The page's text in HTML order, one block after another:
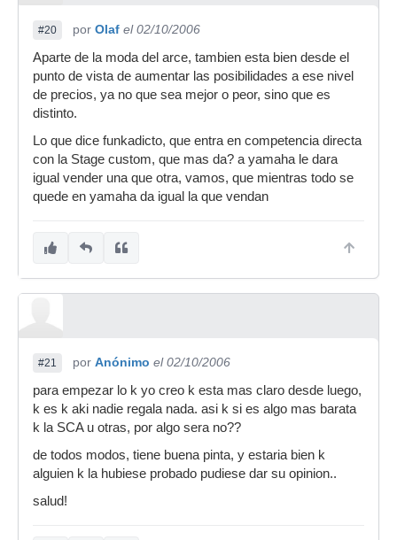
#20 por Olaf el 02/10/2006
Aparte de la moda del arce, tambien esta bien desde el
punto de vista de aumentar las posibilidades a ese nivel
de precios, ya no que sea mejor o peor, sino que es
distinto.
Lo que dice funkadicto, que entra en competencia directa
con la Stage custom, que mas da? a yamaha le dara
igual vender una que otra, vamos, que mientras todo se
quede en yamaha da igual la que vendan
#21 por Anónimo el 02/10/2006
para empezar lo k yo creo k esta mas claro desde luego,
k es k aki nadie regala nada. asi k si es algo mas barata
k la SCA u otras, por algo sera no??
de todos modos, tiene buena pinta, y estaria bien k
alguien k la hubiese probado pudiese dar su opinion..
salud!